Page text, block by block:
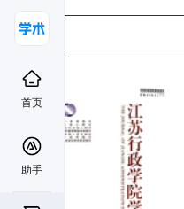
首页
助手